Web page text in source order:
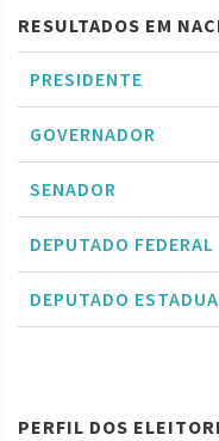
RESULTADOS EM
PRESIDENTE
GOVERNADOR
SENADOR
DEPUTADO FEDERAL
DEPUTADO
PERFIL DOS